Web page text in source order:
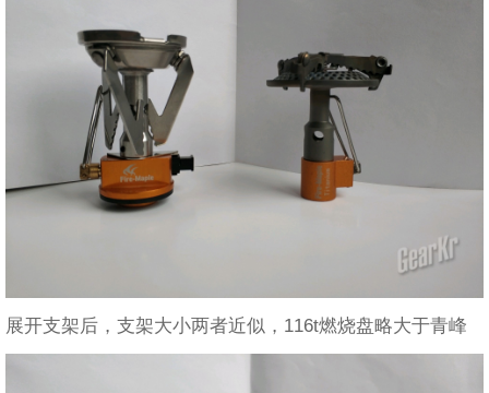
展开支架后，支架大小两者近似，116t燃烧盘略大于青峰